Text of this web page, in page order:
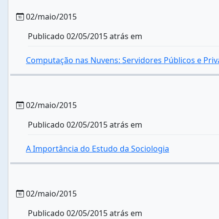
02/maio/2015
Publicado 02/05/2015 atrás em
Computação nas Nuvens: Servidores Públicos e
02/maio/2015
Publicado 02/05/2015 atrás em
A Importância do Estudo da Sociologia
02/maio/2015
Publicado 02/05/2015 atrás em